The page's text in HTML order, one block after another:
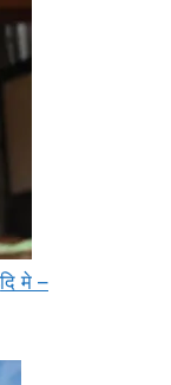
मे –